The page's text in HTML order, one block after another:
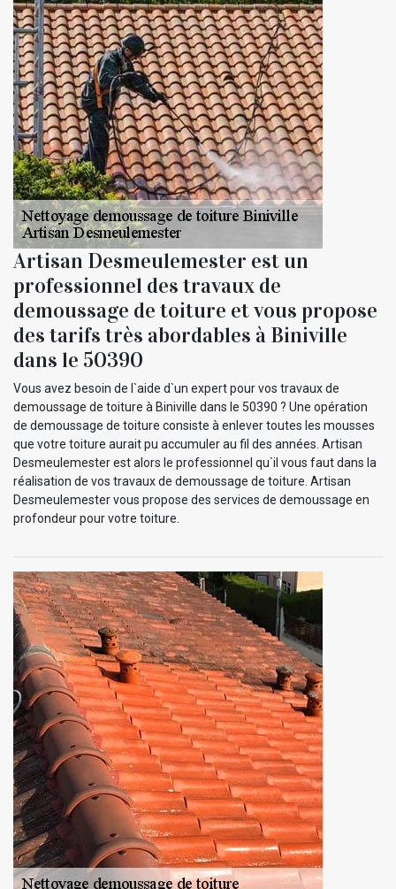
Artisan Desmeulemester est un
professionnel des travaux de
demoussage de toiture et vous propose
des tarifs très abordables à Biniville
dans le 50390
Vous avez besoin de l`aide d`un expert pour vos travaux de
demoussage de toiture à Biniville dans le 50390 ? Une opération
de demoussage de toiture consiste à enlever toutes les mousses
que votre toiture aurait pu accumuler au fil des années. Artisan
Desmeulemester est alors le professionnel qu`il vous faut dans la
réalisation de vos travaux de demoussage de toiture. Artisan
Desmeulemester vous propose des services de demoussage en
profondeur pour votre toiture.